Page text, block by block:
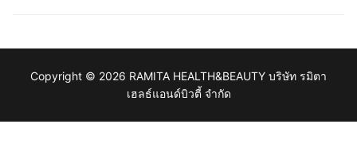
Copyright © 2026 RAMITA HEALTH&BEAUTY บริษัท รมิตา
เฮลธ์แอนด์บิวตี้ จำกัด